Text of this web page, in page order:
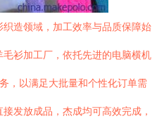
造领域，加工效率与品质保障始
衫加工厂，依托先进的电脑横机
，以满足大批量和个性化订单需
发放成品，杰成均可高效完成，